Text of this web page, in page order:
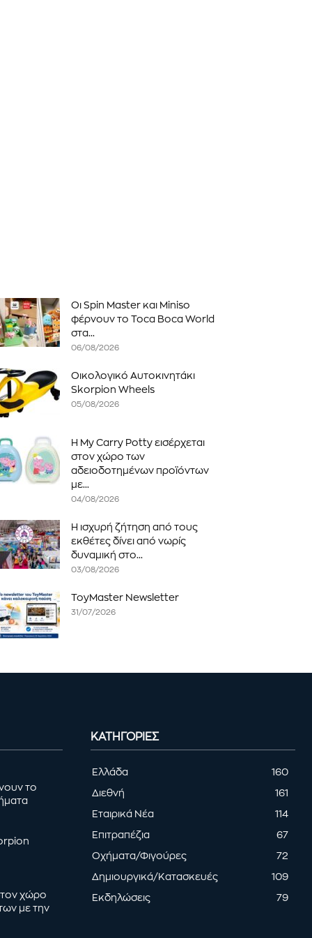
Οι Spin Master και Miniso
φέρνουν το Toca Boca World
στα...
06/08/2026
Οικολογικό Αυτοκινητάκι
Skorpion Wheels
05/08/2026
Η My Carry Potty εισέρχεται
στον χώρο των
αδειοδοτημένων προϊόντων
με...
04/08/2026
Η ισχυρή ζήτηση από τους
εκθέτες δίνει από νωρίς
δυναμική στο...
03/08/2026
ToyMaster Newsletter
31/07/2026
το
χώρο
με την
ΚΑΤΗΓΟΡΊΕΣ
Ελλάδα 160
Διεθνή 161
Εταιρικά Νέα 114
Επιτραπέζια 67
Οχήματα/Φιγούρες 72
Δημιουργικά/Κατασκευές 109
Εκδηλώσεις 79